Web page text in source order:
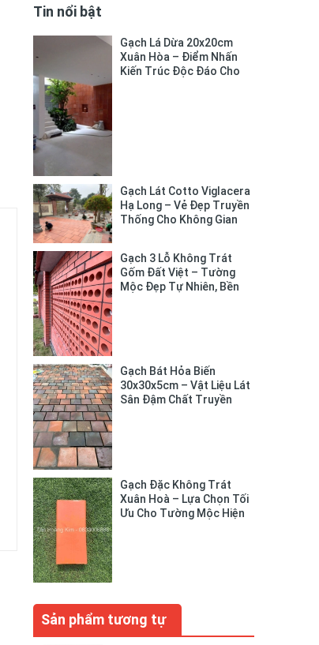
Tin nổi bật
Gạch Lá Dừa 20x20cm
Xuân Hòa – Điểm Nhấn
Kiến Trúc Độc Đáo Cho
Gạch Lát Cotto Viglacera
Hạ Long – Vẻ Đẹp Truyền
Thống Cho Không Gian
Gạch 3 Lỗ Không Trát
Gốm Đất Việt – Tường
Mộc Đẹp Tự Nhiên, Bền
Gạch Bát Hỏa Biến
30x30x5cm – Vật Liệu Lát
Sân Đậm Chất Truyền
Gạch Đặc Không Trát
Xuân Hoà – Lựa Chọn Tối
Ưu Cho Tường Mộc Hiện
Sản phẩm tương tự